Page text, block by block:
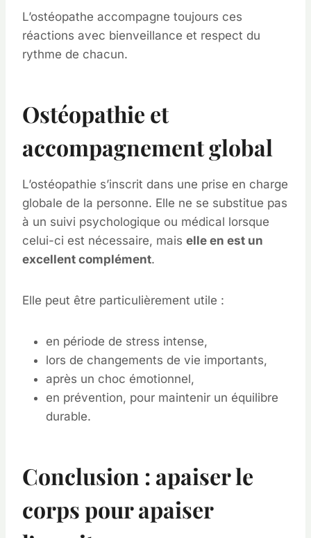
L’ostéopathe accompagne toujours ces
réactions avec bienveillance et respect du
rythme de chacun.
Ostéopathie et
accompagnement global
L’ostéopathie s’inscrit dans une prise en charge
globale de la personne. Elle ne se substitue pas
à un suivi psychologique ou médical lorsque
celui-ci est nécessaire, mais elle en est un
excellent complément.
Elle peut être particulièrement utile :
en période de stress intense,
lors de changements de vie importants,
après un choc émotionnel,
en prévention, pour maintenir un équilibre
durable.
Conclusion : apaiser le
corps pour apaiser